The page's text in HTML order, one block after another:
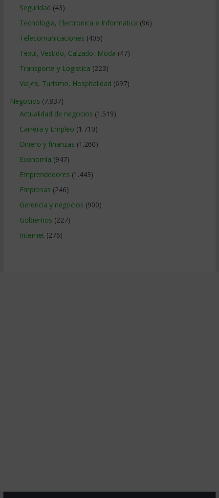
Seguridad (43)
Tecnologia, Electronica e Informatica (96)
Telecomunicaciones (405)
Textil, Vestido, Calzado, Moda (47)
Transporte y Logistica (223)
Viajes, Turismo, Hospitalidad (697)
Negocios (7.837)
Actualidad de negocios (1.519)
Carrera y Empleo (1.710)
Dinero y finanzas (1.260)
Economía (947)
Emprendedores (1.443)
Empresas (246)
Gerencia y negocios (900)
Gobiernos (227)
Internet (276)